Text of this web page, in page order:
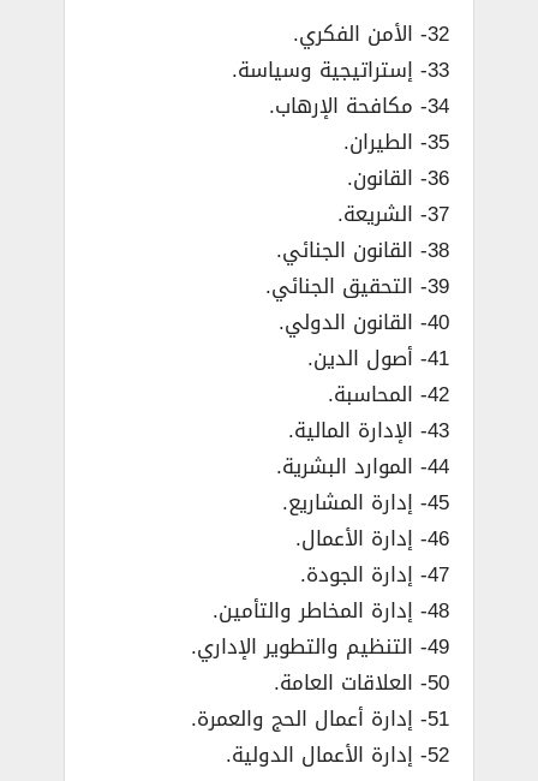
32- الأمن الفكري.
33- إستراتيجية وسياسة.
34- مكافحة الإرهاب.
35- الطيران.
36- القانون.
37- الشريعة.
38- القانون الجنائي.
39- التحقيق الجنائي.
40- القانون الدولي.
41- أصول الدين.
42- المحاسبة.
43- الإدارة المالية.
44- الموارد البشرية.
45- إدارة المشاريع.
46- إدارة الأعمال.
47- إدارة الجودة.
48- إدارة المخاطر والتأمين.
49- التنظيم والتطوير الإداري.
50- العلاقات العامة.
51- إدارة أعمال الحج والعمرة.
52- إدارة الأعمال الدولية.